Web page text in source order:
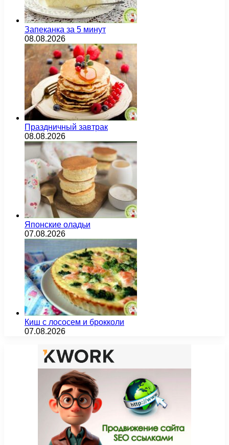
Запеканка за 5 минут
08.08.2026
Праздничный завтрак
08.08.2026
Японские оладьи
07.08.2026
Киш с лососем и брокколи
07.08.2026